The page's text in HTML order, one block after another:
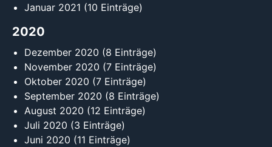
Januar 2021 (10 Einträge)
2020
Dezember 2020 (8 Einträge)
November 2020 (7 Einträge)
Oktober 2020 (7 Einträge)
September 2020 (8 Einträge)
August 2020 (12 Einträge)
Juli 2020 (3 Einträge)
Juni 2020 (11 Einträge)